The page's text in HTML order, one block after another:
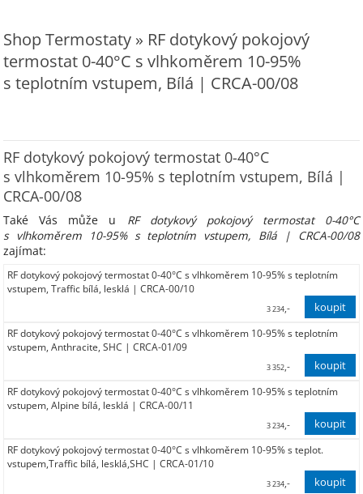
Shop Termostaty » RF dotykový pokojový
termostat 0-40°C s vlhkoměrem 10-95%
s teplotním vstupem, Bílá | CRCA-00/08
RF dotykový pokojový termostat 0-40°C
s vlhkoměrem 10-95% s teplotním vstupem, Bílá |
CRCA-00/08
Také Vás může u RF dotykový pokojový termostat 0-40°C
s vlhkoměrem 10-95% s teplotním vstupem, Bílá | CRCA-00/08
zajímat:
RF dotykový pokojový termostat 0-40°C s vlhkoměrem 10-95% s teplotním
vstupem, Traffic bílá, lesklá | CRCA-00/10
3 234,-
2 673,00
RF dotykový pokojový termostat 0-40°C s vlhkoměrem 10-95% s teplotním
vstupem, Anthracite, SHC | CRCA-01/09
3 352,-
2 770,00
RF dotykový pokojový termostat 0-40°C s vlhkoměrem 10-95% s teplotním
vstupem, Alpine bílá, lesklá | CRCA-00/11
3 234,-
2 673,00
RF dotykový pokojový termostat 0-40°C s vlhkoměrem 10-95% s teplot.
vstupem,Traffic bílá, lesklá,SHC | CRCA-01/10
3 234,-